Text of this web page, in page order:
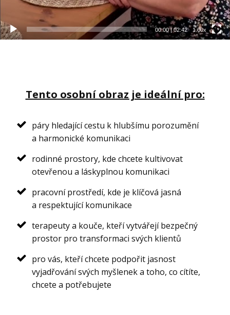
00:00|02:42 1.00x
Tento osobní obraz je ideální pro:
páry hledající cestu k hlubšímu porozumění
a harmonické komunikaci
rodinné prostory, kde chcete kultivovat
otevřenou a láskyplnou komunikaci
pracovní prostředí, kde je klíčová jasná
a respektující komunikace
terapeuty a kouče, kteří vytvářejí bezpečný
prostor pro transformaci svých klientů
pro vás, kteří chcete podpořit jasnost
vyjadřování svých myšlenek a toho, co cítíte,
chcete a potřebujete